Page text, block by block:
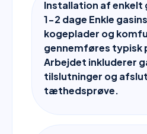
Installation af enkelt
1-2 dage Enkle
kogeplader og
gennemføres typisk
Arbejdet inkluderer
tilslutninger og
tæthedsprøve.